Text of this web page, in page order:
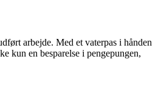
arbejde. Med et vaterpas i hånden
kun en besparelse i pengepungen,